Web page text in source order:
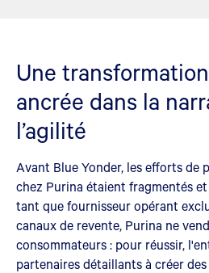
Une
ancrée dans la
l’agilité
Avant Blue Yonder, les efforts de
chez Purina étaient fragmentés
tant que fournisseur opérant
canaux de revente, Purina ne
consommateurs : pour réussir,
partenaires détaillants à créer